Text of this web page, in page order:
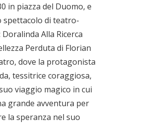
in piazza del Duomo, e
spettacolo di teatro-
Doralinda Alla Ricerca
Perduta di Florian
dove la protagonista
tessitrice coraggiosa,
viaggio magico in cui
grande avventura per
la speranza nel suo